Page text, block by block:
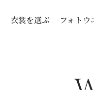
衣裳を選ぶ フォトウ